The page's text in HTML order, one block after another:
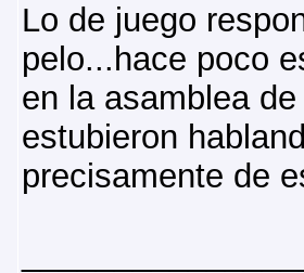
Lo de juego
pelo...hace poco
en la asamblea
estubieron
precisamente de